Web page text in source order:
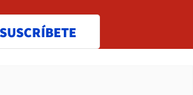
SUSCRÍBETE